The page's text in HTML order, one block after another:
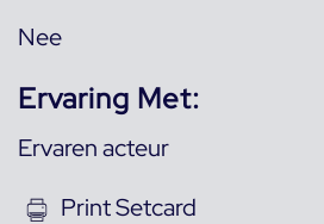
Nee
Ervaring Met:
Ervaren acteur
Print Setcard